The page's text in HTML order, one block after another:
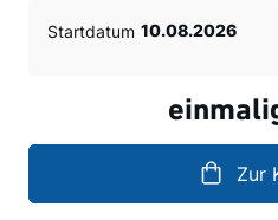
Startdatum
Zur